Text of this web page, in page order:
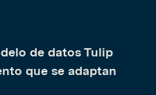
de datos Tulip
que se adaptan